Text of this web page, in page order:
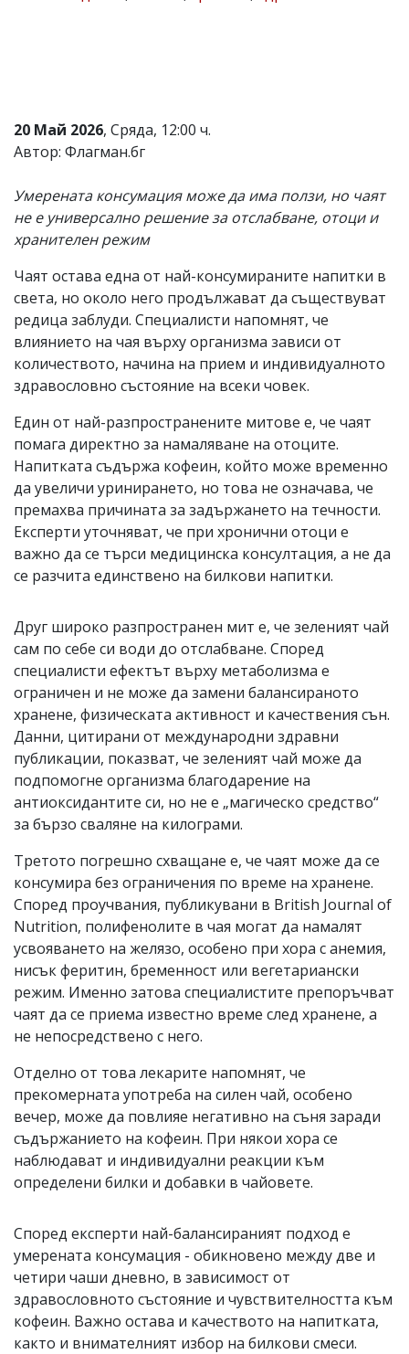
и
редакцията
отговорност
за
тях!
Ако
обиден
за
вас
коментар,
моля
сигнализирайте
ни!
20 Май 2026, Сряда, 12:00 ч.
Автор: Флагман.бг
Умерената консумация може да има ползи, но чаят
не е универсално решение за отслабване, отоци и
хранителен режим
Чаят остава една от най-консумираните напитки в
света, но около него продължават да съществуват
редица заблуди. Специалисти напомнят, че
влиянието на чая върху организма зависи от
количеството, начина на прием и индивидуалното
здравословно състояние на всеки човек.
Един от най-разпространените митове е, че чаят
помага директно за намаляване на отоците.
Напитката съдържа кофеин, който може временно
да увеличи уринирането, но това не означава, че
премахва причината за задържането на течности.
Експерти уточняват, че при хронични отоци е
важно да се търси медицинска консултация, а не да
се разчита единствено на билкови напитки.
Друг широко разпространен мит е, че зеленият чай
сам по себе си води до отслабване. Според
специалисти ефектът върху метаболизма е
ограничен и не може да замени балансираното
хранене, физическата активност и качествения сън.
Данни, цитирани от международни здравни
публикации, показват, че зеленият чай може да
подпомогне организма благодарение на
антиоксидантите си, но не е „магическо средство“
за бързо сваляне на килограми.
Третото погрешно схващане е, че чаят може да се
консумира без ограничения по време на хранене.
Според проучвания, публикувани в British Journal of
Nutrition, полифенолите в чая могат да намалят
усвояването на желязо, особено при хора с анемия,
нисък феритин, бременност или вегетариански
режим. Именно затова специалистите препоръчват
чаят да се приема известно време след хранене, а
не непосредствено с него.
Отделно от това лекарите напомнят, че
прекомерната употреба на силен чай, особено
вечер, може да повлияе негативно на съня заради
съдържанието на кофеин. При някои хора се
наблюдават и индивидуални реакции към
определени билки и добавки в чайовете.
Според експерти най-балансираният подход е
умерената консумация - обикновено между две и
четири чаши дневно, в зависимост от
здравословното състояние и чувствителността към
кофеин. Важно остава и качеството на напитката,
както и внимателният избор на билкови смеси.